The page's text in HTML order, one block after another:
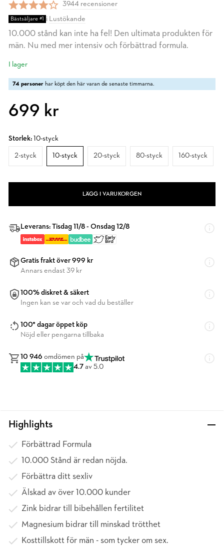
3944 recensioner
Bästsäljare #1 i Lustökande
10.000 stånd kan inte ha fel! Den ultimata produkten för
män. Nu med mer intensiv och förbättrad formula.
I lager
74 personer har köpt den här varan de senaste timmarna.
699 kr
Storlek: 10-styck
2-styck 10-styck 20-styck 80-styck 160-styck
LÄGG I VARUKORGEN
Leverans: Tisdag 11/8 - Onsdag 12/8
Gratis frakt över 999 kr
Annars endast 39 kr
100% diskret & säkert
Ingen kan se var och vad du beställer
100* dagar öppet köp
Nöjd eller pengarna tillbaka
10 946 omdömen på
4.7 av 5.0
Highlights
Förbättrad Formula
10.000 Stånd är redan nöjda.
Förbättra ditt sexliv
Älskad av över 10.000 kunder
Zink bidrar till bibehållen fertilitet
Magnesium bidrar till minskad trötthet
Kosttillskott för män - som tycker om sex.